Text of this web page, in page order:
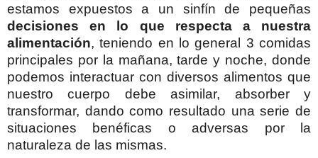
estamos expuestos a un sinfín de pequeñas
decisiones en lo que respecta a nuestra
alimentación, teniendo en lo general 3 comidas
principales por la mañana, tarde y noche, donde
podemos interactuar con diversos alimentos que
nuestro cuerpo debe asimilar, absorber y
transformar, dando como resultado una serie de
situaciones benéficas o adversas por la
naturaleza de las mismas.